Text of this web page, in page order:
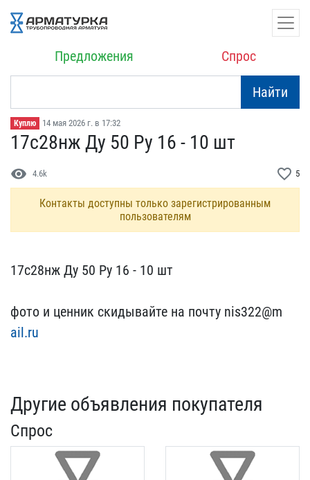
Предложения Спрос
Найти
Куплю 14 мая 2026 г. в 17:32
17с28нж Ду 50 Ру 16 - 10​ шт
visibility 4.6k favorite_border 5
Контакты доступны только зарегистрированным
пользователям
17с28нж Ду 50 Ру 16 - 10​ шт
фото и ценник скид​ывайте на почту nis322@m​
ail.ru
Другие объявления покупателя
Спрос